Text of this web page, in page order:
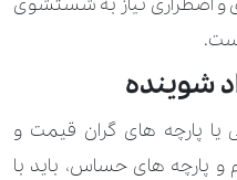
140.000 تومان
420.000 تومان
شوینده
یا پارچه های گران قیمت و
های حساس، باید با